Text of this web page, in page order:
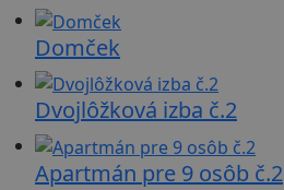
Domček
Dvojlôžková izba č.2
Apartmán pre 9 osôb č.2